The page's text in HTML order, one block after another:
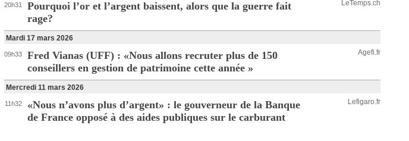
20h31
Pourquoi l’or et l’argent baissent, alors que la guerre fait
rage?
LeTemps.ch
Mardi 17 mars 2026
09h33
Fred Vianas (UFF) : «Nous allons recruter plus de 150
conseillers en gestion de patrimoine cette année »
Agefi.fr
Mercredi 11 mars 2026
11h32
«Nous n’avons plus d’argent» : le gouverneur de la Banque
de France opposé à des aides publiques sur le carburant
Lefigaro.fr